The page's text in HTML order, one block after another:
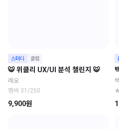
스터디 클럽
🐯 위클리 UX/UI 분석 챌린지 🐯
레오
멤버 31/250
9,900원